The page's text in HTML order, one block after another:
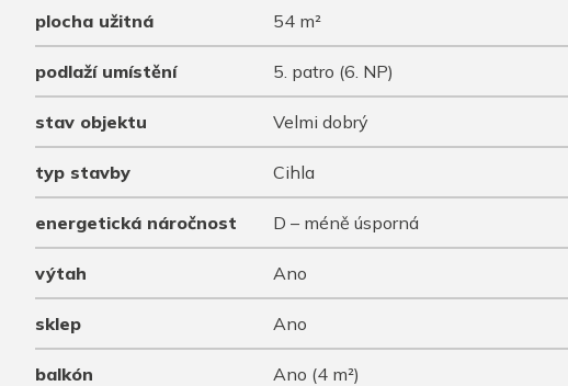
plocha užitná 54 m²
podlaží umístění 5. patro (6. NP)
stav objektu Velmi dobrý
typ stavby Cihla
energetická náročnost D – méně úsporná
výtah Ano
sklep Ano
balkón Ano (4 m²)